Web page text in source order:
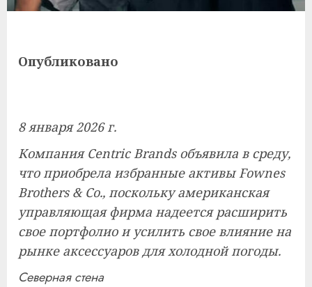
Опубликовано
8 января 2026 г.
Компания Centric Brands объявила в среду,
что приобрела избранные активы Fownes
Brothers & Co., поскольку американская
управляющая фирма надеется расширить
свое портфолио и усилить свое влияние на
рынке аксессуаров для холодной погоды.
Северная стена